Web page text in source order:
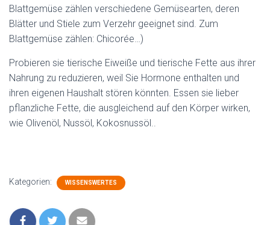
Blattgemüse zählen verschiedene Gemüsearten, deren
Blätter und Stiele zum Verzehr geeignet sind. Zum
Blattgemüse zählen: Chicorée…)
Probieren sie tierische Eiweiße und tierische Fette aus ihrer
Nahrung zu reduzieren, weil Sie Hormone enthalten und
ihren eigenen Haushalt stören könnten. Essen sie lieber
pflanzliche Fette, die ausgleichend auf den Körper wirken,
wie Olivenöl, Nussöl, Kokosnussöl..
Kategorien: WISSENSWERTES